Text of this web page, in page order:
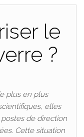
le
?
plus en plus
elles
de direction
Cette situation